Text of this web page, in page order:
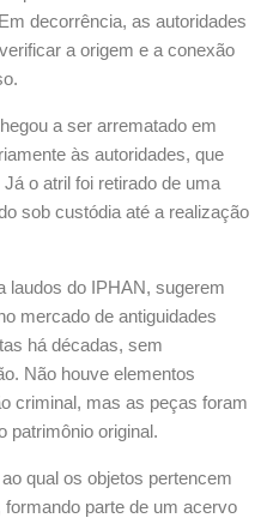
decorrência, as autoridades
a origem e a conexão
a ser arrematado em
às autoridades, que
o atril foi retirado de uma
sob custódia até a realização
laudos do IPHAN, sugerem
mercado de antiguidades
há décadas, sem
Não houve elementos
criminal, mas as peças foram
patrimônio original.
qual os objetos pertencem
parte de um acervo